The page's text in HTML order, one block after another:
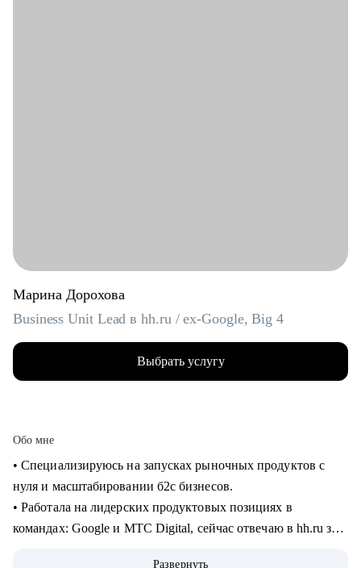
Марина Дорохова
Business Unit Lead в hh.ru / ex-Google, Big 4
Выбрать услугу
Обо мне
• Специализируюсь на запусках рыночных продуктов с
нуля и масштабировании б2с бизнесов.
• Работала на лидерских продуктовых позициях в
командах: Google и МТС Digital, сейчас отвечаю в hh.ru за
Развернуть